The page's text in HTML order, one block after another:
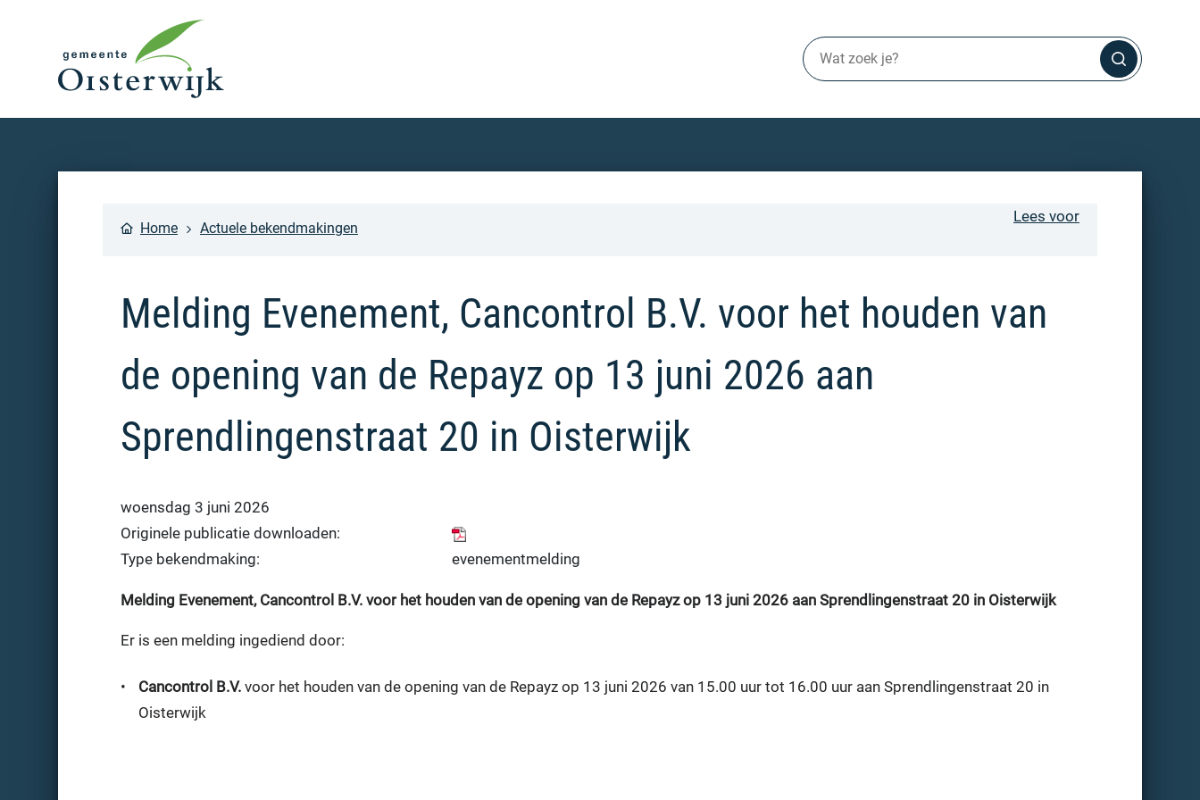
Home Actuele bekendmakingen
Lees voor
Melding Evenement, Cancontrol B.V. voor het houden van
de opening van de Repayz op 13 juni 2026 aan
Sprendlingenstraat 20 in Oisterwijk
woensdag 3 juni 2026
Originele publicatie downloaden:
Type bekendmaking:
evenementmelding
Melding Evenement, Cancontrol B.V. voor het houden van de opening van de Repayz op 13 juni 2026 aan Sprendlingenstraat 20 in Oisterwijk
Er is een melding ingediend door:
• Cancontrol B.V. voor het houden van de opening van de Repayz op 13 juni 2026 van 15.00 uur tot 16.00 uur aan Sprendlingenstraat 20 in
Oisterwijk